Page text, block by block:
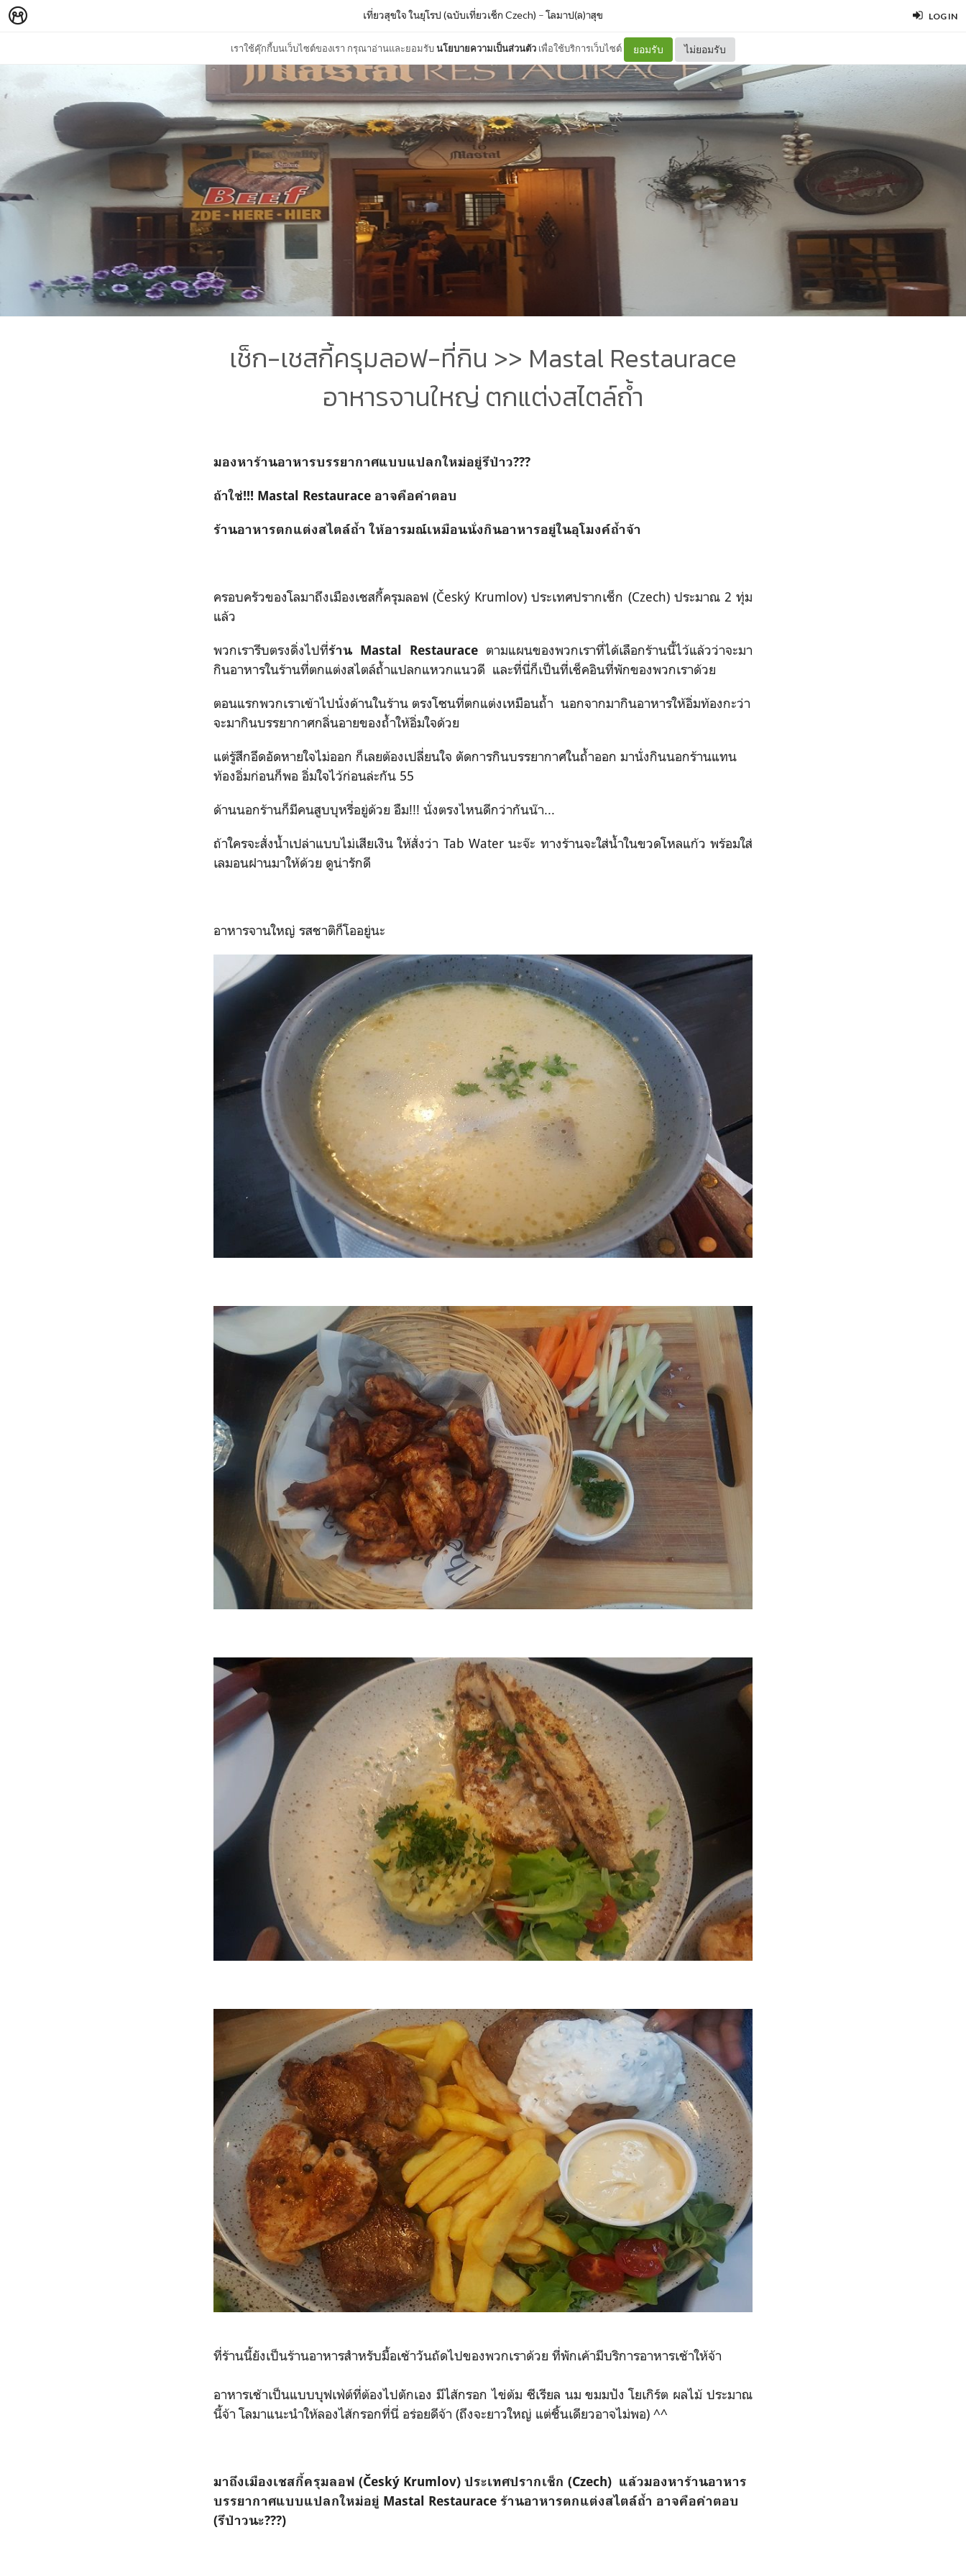
LOG IN
เราใช้คุ๊กกี้บนเว็บไซต์ของเรา กรุณาอ่านและยอมรับนโยบายความเป็นส่วนตัว เพื่อใช้บริการเว็บไซต์ ยอมรับ ไม่ยอมรับ
เที่ยวสุขใจ ในยุโรป (ฉบับเที่ยวเช็ก Czech) –โลมาป(ล)าสุข
เช็ก-เชสกี้ครุมลอฟ-ที่กิน >> Mastal Restaurace
อาหารจานใหญ่ ตกแต่งสไตล์ถ้ำ
มองหาร้านอาหารบรรยากาศแบบแปลกใหม่อยู่รึป่าว???
ถ้าใช่!!! Mastal Restaurace อาจคือคำตอบ
ร้านอาหารตกแต่งสไตล์ถ้ำ ให้อารมณ์เหมือนนั่งกินอาหารอยู่ในอุโมงค์ถ้ำจ้า
ครอบครัวของโลมาถึงเมืองเชสกี้ครุมลอฟ (Český Krumlov)ประเทศปรากเช็ก (Czech) ประมาณ 2 ทุ่ม
แล้ว
พวกเรารีบตรงดิ่งไปที่ร้าน Mastal Restaurace ตามแผนของพวกเราที่ได้เลือกร้านนี้ไว้แล้วว่าจะมา
กินอาหารในร้านที่ตกแต่งสไตล์ถ้ำแปลกแหวกแนวดี และที่นี่ก็เป็นที่เช็คอินที่พักของพวกเราด้วย
ตอนแรกพวกเราเข้าไปนั่งด้านในร้าน ตรงโซนที่ตกแต่งเหมือนถ้ำ นอกจากมากินอาหารให้อิ่มท้องกะว่า
จะมากินบรรยากาศกลิ่นอายของถ้ำให้อิ่มใจด้วย
แต่รู้สึกอึดอัดหายใจไม่ออก ก็เลยต้องเปลี่ยนใจ ตัดการกินบรรยากาศในถ้ำออก มานั่งกินนอกร้านแทน
ท้องอิ่มก่อนก็พอ อิ่มใจไว้ก่อนล่ะกัน 55
ด้านนอกร้านก็มีคนสูบบุหรี่อยู่ด้วย อืม!!! นั่งตรงไหนดีกว่ากันน๊า...
ถ้าใครจะสั่่งน้ำเปล่าแบบไม่เสียเงิน ให้สั่งว่า Tab Water นะจ๊ะ ทางร้านจะใส่น้ำในขวดโหลแก้ว พร้อมใส่
เลมอนฝานมาให้ด้วย ดูน่ารักดี
อาหารจานใหญ่ รสชาติก็โออยู่นะ
ที่ร้านนี้ยังเป็นร้านอาหารสำหรับมื้อเช้าวันถัดไปของพวกเราด้วย ที่พักเค้ามีบริการอาหารเช้าให้จ้า
อาหารเช้าเป็นแบบบุฟเฟ่ต์ที่ต้องไปตักเอง มีไส้กรอก ไข่ต้ม ซีเรียล นม ขมมปัง โยเกิร์ต ผลไม้ ประมาณ
นี้จ้า โลมาแนะนำให้ลองไส้กรอกที่นี่ อร่อยดีจ้า (ถึงจะยาวใหญ่ แต่ชิ้นเดียวอาจไม่พอ) ^^
มาถึงเมืองเชสกี้ครุมลอฟ (Český Krumlov) ประเทศปรากเช็ก (Czech) แล้วมองหาร้านอาหาร
บรรยากาศแบบแปลกใหม่อยู่ Mastal Restaurace ร้านอาหารตกแต่งสไตล์ถ้ำ อาจคือคำตอบ
(รึป่าวนะ???)